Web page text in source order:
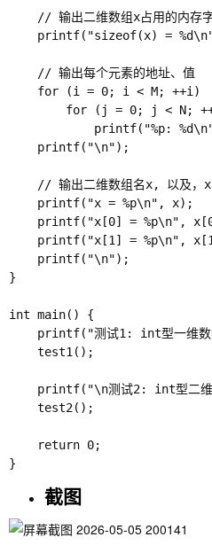
// 输出二维数组x占用的内存
printf("sizeof(x) =
    // 输出每个元素的地址、值
    for (i = 0; i < M; ++i)
for (j = 0; j < N;
printf("%p:
    printf("\n");
// 输出二维数组名x, 以及，
    printf("x = %p\n", x);
printf("x[0] = %p\n",
printf("x[1] = %p\n",
    printf("\n");
}
int main() {
printf("测试1: int型一维
    test1();
printf("\n测试2: int型二
    test2();
    return 0;
截图